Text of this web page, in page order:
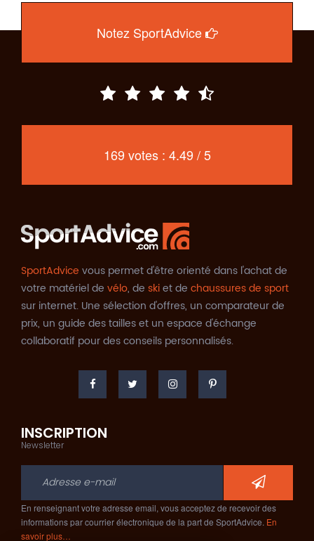
Notez SportAdvice
169 votes : 4.49 / 5
SportAdvice vous permet d'être orienté dans l'achat de
votre matériel de vélo, de skiet de chaussures de sport
sur internet. Une sélection d'offres, un comparateur de
prix, un guide des tailles et un espace d'échange
collaboratif pour des conseils personnalisés.
INSCRIPTION
Newsletter
En renseignant votre adresse email, vous acceptez de recevoir des
informations par courrier électronique de la part de SportAdvice. En
savoir plus…